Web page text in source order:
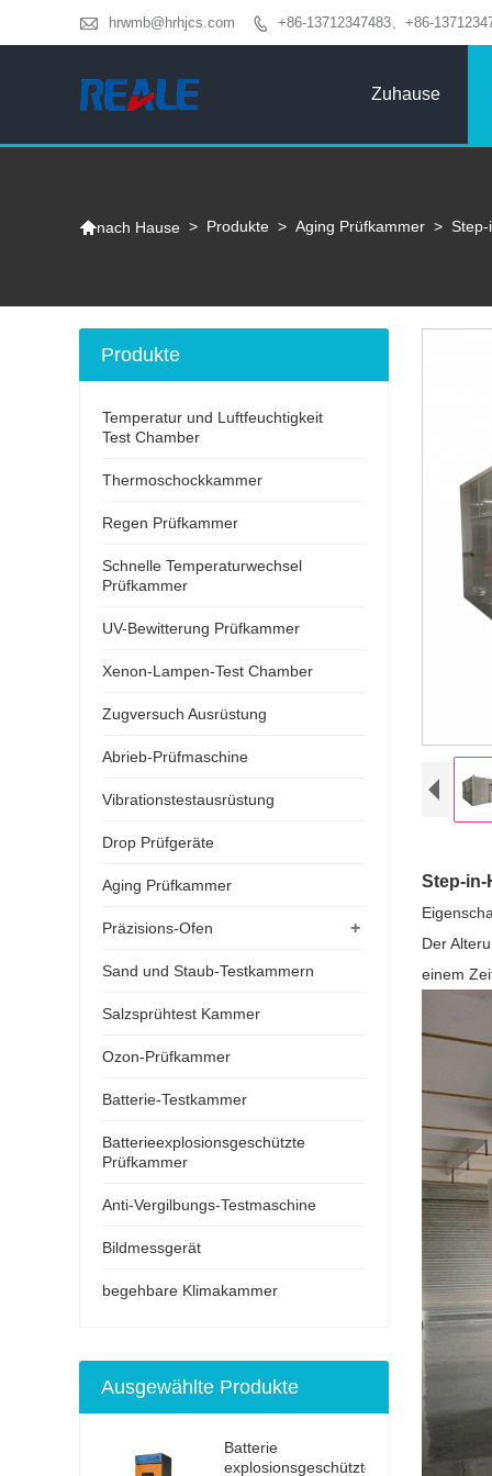
 hrwmb@hrhjcs.com  +86-13712347483、+86-
Zuhause
nach Hause > Produkte > Aging Prüfkammer >
Step-
Der
einem
Produkte
Temperatur und Luftfeuchtigkeit
Test Chamber
Thermoschockkammer
Regen Prüfkammer
Schnelle Temperaturwechsel
Prüfkammer
UV-Bewitterung Prüfkammer
Xenon-Lampen-Test Chamber
Zugversuch Ausrüstung
Abrieb-Prüfmaschine
Vibrationstestausrüstung
Drop Prüfgeräte
Aging Prüfkammer
+
Präzisions-Ofen
Sand und Staub-Testkammern
Salzsprühtest Kammer
Ozon-Prüfkammer
Batterie-Testkammer
Batterieexplosionsgeschützte
Prüfkammer
Anti-Vergilbungs-Testmaschine
Bildmessgerät
begehbare Klimakammer
Ausgewählte Produkte
Batterie
explosionsgeschützter